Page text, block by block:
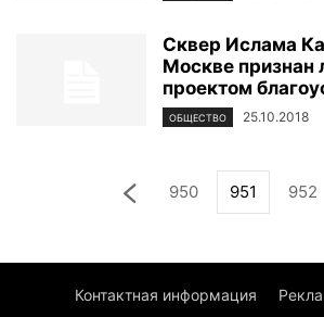
Сквер Ислама
Москве признан
проектом
ОБЩЕСТВО 25.10.2018
950 951 952
Контактная информация